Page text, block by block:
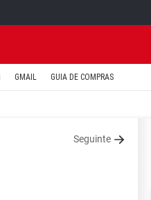
GMAIL GUIA DE COMPRAS
Seguinte